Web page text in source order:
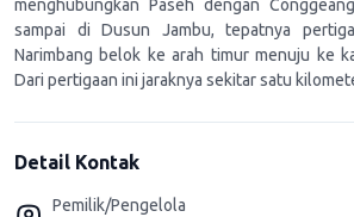
menghubungkan Paseh dengan
sampai di Dusun Jambu, tepatnya
Narimbang belok ke arah timur menuju ke
Dari pertigaan ini jaraknya sekitar satu
Detail Kontak
Pemilik/Pengelola